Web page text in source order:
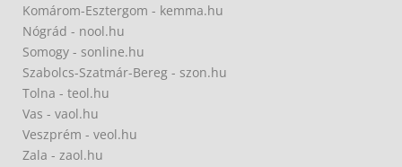
Komárom-Esztergom - kemma.hu
Nógrád - nool.hu
Somogy - sonline.hu
Szabolcs-Szatmár-Bereg - szon.hu
Tolna - teol.hu
Vas - vaol.hu
Veszprém - veol.hu
Zala - zaol.hu